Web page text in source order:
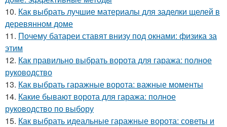
10. Как выбрать лучшие материалы для заделки щелей в
деревянном доме
11. Почему батареи ставят внизу под окнами: физика за
этим
12. Как правильно выбрать ворота для гаража: полное
руководство
13. Как выбрать гаражные ворота: важные моменты
14. Какие бывают ворота для гаража: полное
руководство по выбору
15. Как выбрать идеальные гаражные ворота: советы и